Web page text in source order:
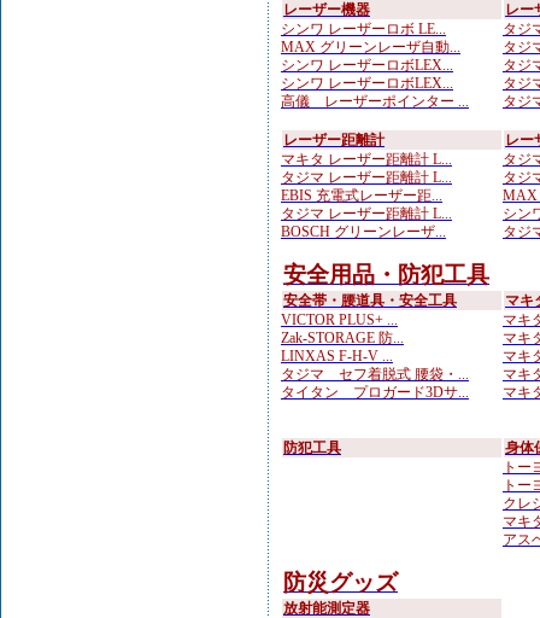
レーザー機器
シンワ レーザーロボ LE...
MAX グリーンレーザ自動...
シンワ レーザーロボLEX...
シンワ レーザーロボLEX...
高儀 レーザーポインター ...
レー
タジ
タジ
タジ
タジ
タジ
レーザー距離計
マキタ レーザー距離計 L...
タジマ レーザー距離計 L...
EBIS 充電式レーザー距...
タジマ レーザー距離計 L...
BOSCH グリーンレーザ...
レー
タジ
タジ
シン
タジ
安全用品・防犯工具
安全帯・腰道具・安全工具
VICTOR PLUS+ ...
Zak-STORAGE 防...
LINXAS F-H-V ...
タジマ セフ着脱式 腰袋・...
タイタン プロガード3Dサ...
マキ
マキ
マキ
マキ
マキ
マキ
防犯工具
身体
トー
トー
クレ
マキ
アス
防災グッズ
放射能測定器